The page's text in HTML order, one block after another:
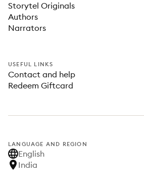
Storytel Originals
Authors
Narrators
USEFUL LINKS
Contact and help
Redeem Giftcard
LANGUAGE AND REGION
English
India